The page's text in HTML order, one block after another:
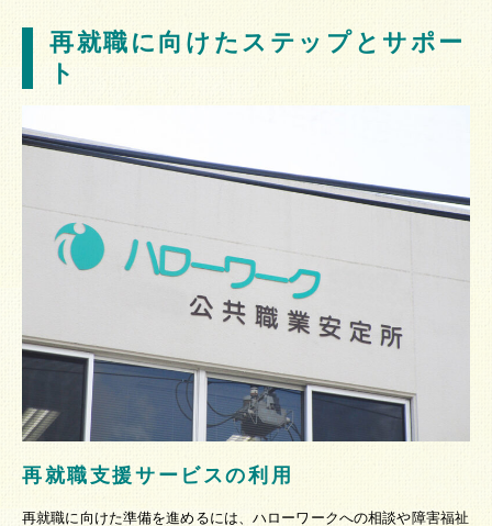
再就職に向けたステップとサポー
ト
再就職支援サービスの利用
再就職に向けた準備を進めるには、ハローワークへの相談や障害福祉